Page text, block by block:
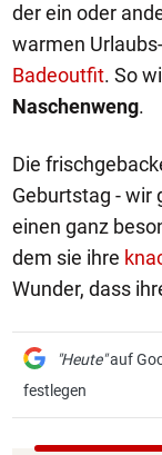
der ein oder
warmen
Badeoutfit. So
Naschenweng.
Die
Geburtstag - wir
einen ganz
dem sie ihre
Wunder, dass
"Heute"auf
festlegen